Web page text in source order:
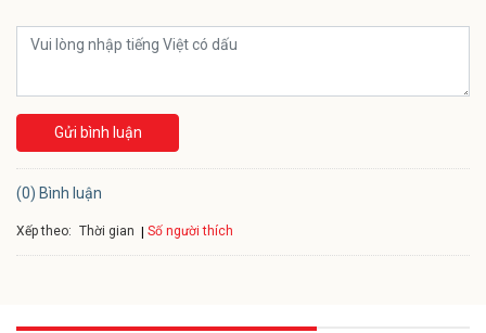
Gửi bình luận
(0) Bình luận
Xếp theo: Thời gian Số người thích